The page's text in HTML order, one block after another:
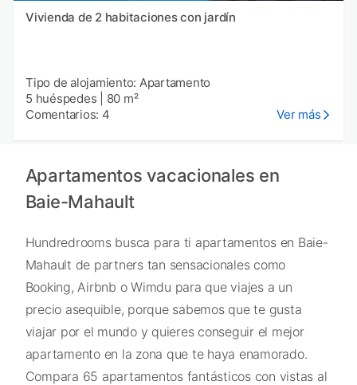
Vivienda de 2 habitaciones con jardín
Tipo de alojamiento: Apartamento
5 huéspedes
80 m²
Comentarios: 4
Ver más
Apartamentos vacacionales en
Baie-Mahault
Hundredrooms busca para ti apartamentos en Baie-
Mahault de partners tan sensacionales como
Booking, Airbnb o Wimdu para que viajes a un
precio asequible, porque sabemos que te gusta
viajar por el mundo y quieres conseguir el mejor
apartamento en la zona que te haya enamorado.
Compara 65 apartamentos fantásticos con vistas al